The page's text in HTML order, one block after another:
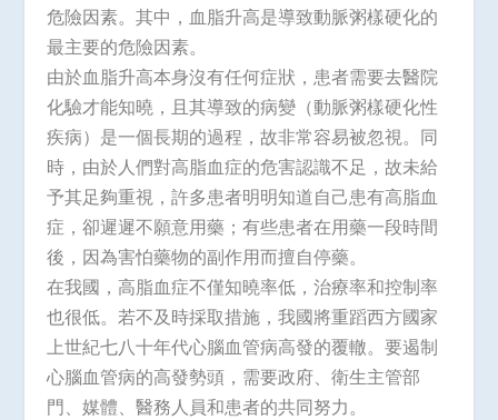
危險因素。其中，血脂升高是導致動脈粥樣硬化的
最主要的危險因素。
由於血脂升高本身沒有任何症狀，患者需要去醫院
化驗才能知曉，且其導致的病變（動脈粥樣硬化性
疾病）是一個長期的過程，故非常容易被忽視。同
時，由於人們對高脂血症的危害認識不足，故未給
予其足夠重視，許多患者明明知道自己患有高脂血
症，卻遲遲不願意用藥；有些患者在用藥一段時間
後，因為害怕藥物的副作用而擅自停藥。
在我國，高脂血症不僅知曉率低，治療率和控制率
也很低。若不及時採取措施，我國將重蹈西方國家
上世紀七八十年代心腦血管病高發的覆轍。要遏制
心腦血管病的高發勢頭，需要政府、衛生主管部
門、媒體、醫務人員和患者的共同努力。